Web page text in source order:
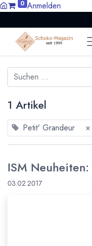
0 Anmelden
1 Artikel
Petit' Grandeur ×
ISM
03.02.2017